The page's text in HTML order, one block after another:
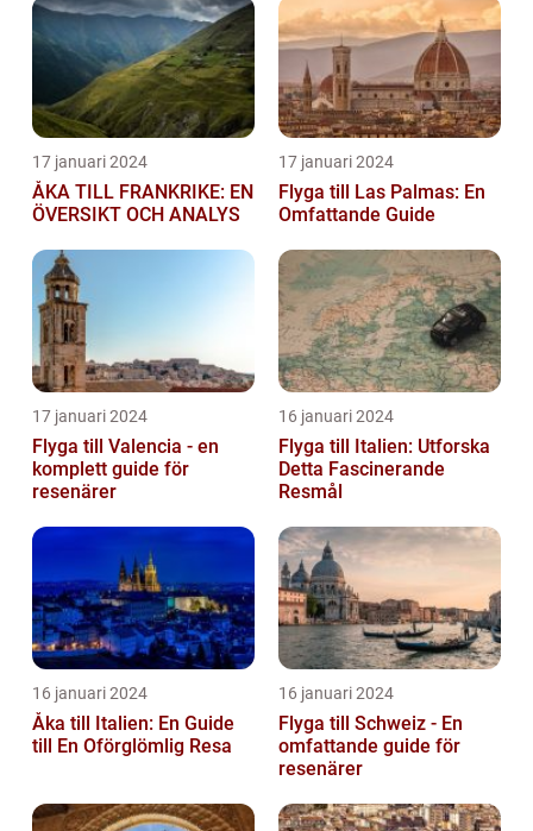
17 januari 2024
ÅKA TILL FRANKRIKE: EN
ÖVERSIKT OCH ANALYS
17 januari 2024
Flyga till Las Palmas: En
Omfattande Guide
17 januari 2024
Flyga till Valencia - en
komplett guide för
resenärer
16 januari 2024
Flyga till Italien: Utforska
Detta Fascinerande
Resmål
16 januari 2024
Åka till Italien: En Guide
till En Oförglömlig Resa
16 januari 2024
Flyga till Schweiz - En
omfattande guide för
resenärer